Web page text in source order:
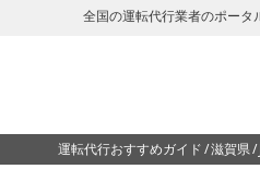
全国の運転代行業者のポー
運転代行おすすめガイド 滋賀県